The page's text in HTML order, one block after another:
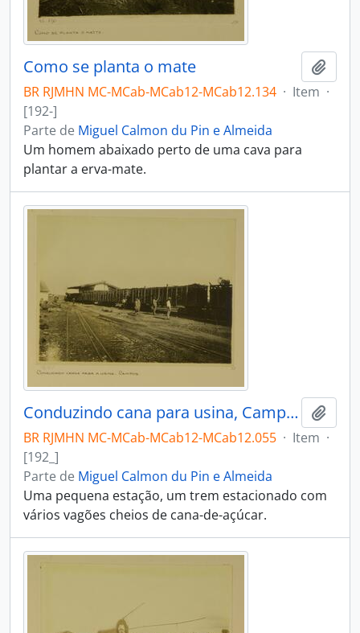
Como se planta o mate
BR RJMHN MC-MCab-MCab12-MCab12.134 · Item ·
[192-]
Parte de Miguel Calmon du Pin e Almeida
Um homem abaixado perto de uma cava para
plantar a erva-mate.
Conduzindo cana para usina, Campos
BR RJMHN MC-MCab-MCab12-MCab12.055 · Item ·
[192_]
Parte de Miguel Calmon du Pin e Almeida
Uma pequena estação, um trem estacionado com
vários vagões cheios de cana-de-açúcar.